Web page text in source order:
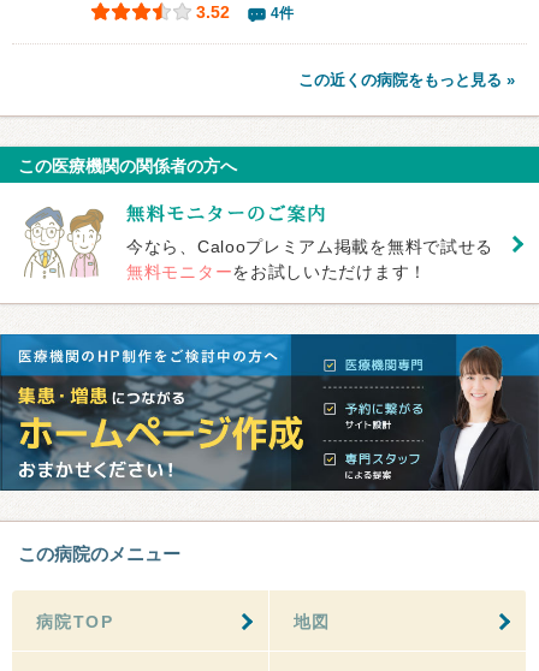
3.52 4件
この近くの病院をもっと見る »
この医療機関の関係者の方へ
今なら、Calooプレミアム掲載を無料で試せる
無料モニターをお試しいただけます！
この病院のメニュー
病院TOP 地図